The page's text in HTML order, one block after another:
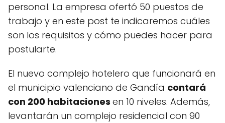
personal. La empresa ofertó 50 puestos de
trabajo y en este post te indicaremos cuáles
son los requisitos y cómo puedes hacer para
postularte.
El nuevo complejo hotelero que funcionará en
el municipio valenciano de Gandía contará
con 200 habitaciones en 10 niveles. Además,
levantarán un complejo residencial con 90